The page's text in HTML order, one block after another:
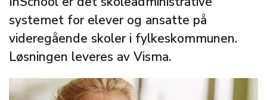
systemet for elever og ansatte på
videregående skoler i fylkeskommunen.
Løsningen leveres av Visma.